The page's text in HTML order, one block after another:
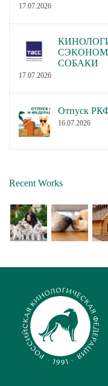
17.07.2026
СОБАКИ
17.07.2026
Отпуск
16.07.2026
Recent Works